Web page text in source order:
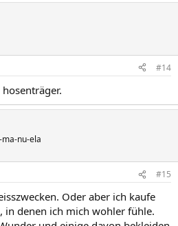
#14
ma-nu-ela
#15
Oder aber ich kaufe
in denen ich mich wohler fühle.